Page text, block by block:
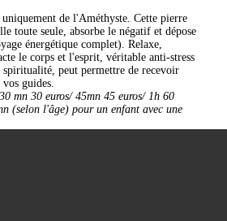
de l'Améthyste. Cette pierre
toute seule, absorbe le négatif et dépose
énergétique complet). Relaxe,
le corps et l'esprit, véritable anti-stress
peut permettre de recevoir
vos guides.
30 mn 30 euros/ 45mn 45 euros/ 1h 60
(selon l'âge) pour un enfant avec une